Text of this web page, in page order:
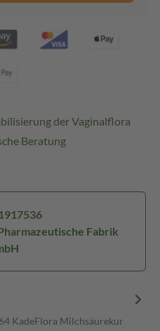
der Vaginalflora
Beratung
Fabrik
KadeFlora Milchsäurekur